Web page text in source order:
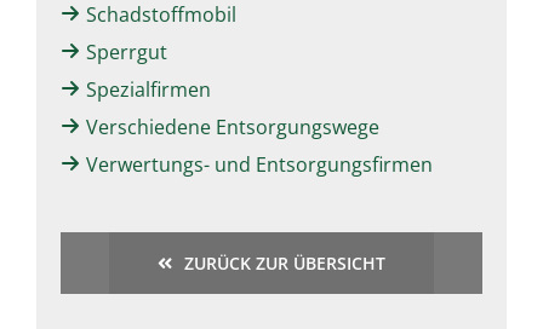
Schadstoffmobil
Sperrgut
Spezialfirmen
Verschiedene Entsorgungswege
Verwertungs- und Entsorgungsfirmen
ZURÜCK ZUR ÜBERSICHT